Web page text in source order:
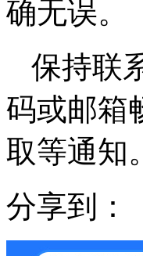
确无误。
保持联
码或邮箱
取等通知。
分享到：